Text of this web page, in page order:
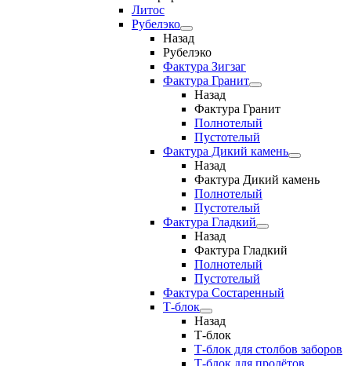
Литос
Рубелэко
Назад
Рубелэко
Фактура Зигзаг
Фактура Гранит
Назад
Фактура Гранит
Полнотелый
Пустотелый
Фактура Дикий камень
Назад
Фактура Дикий камень
Полнотелый
Пустотелый
Фактура Гладкий
Назад
Фактура Гладкий
Полнотелый
Пустотелый
Фактура Состаренный
Т-блок
Назад
Т-блок
Т-блок для столбов заборов
Т-блок для пролётов